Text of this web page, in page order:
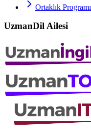
Ortaklık Programı
UzmanDil Ailesi